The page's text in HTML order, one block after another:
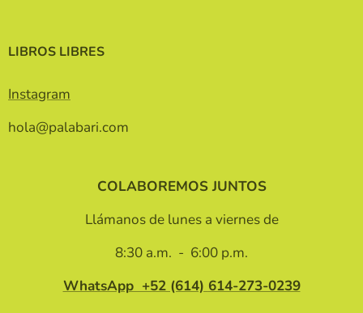
LIBROS LIBRES
Instagram
hola@palabari.com
COLABOREMOS JUNTOS
Llámanos de lunes a viernes de
8:30 a.m. - 6:00 p.m.
WhatsApp +52 (614) 614-273-0239